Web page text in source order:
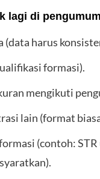
lagi di
harus
formasi).
mengikuti
lain (format
(contoh: